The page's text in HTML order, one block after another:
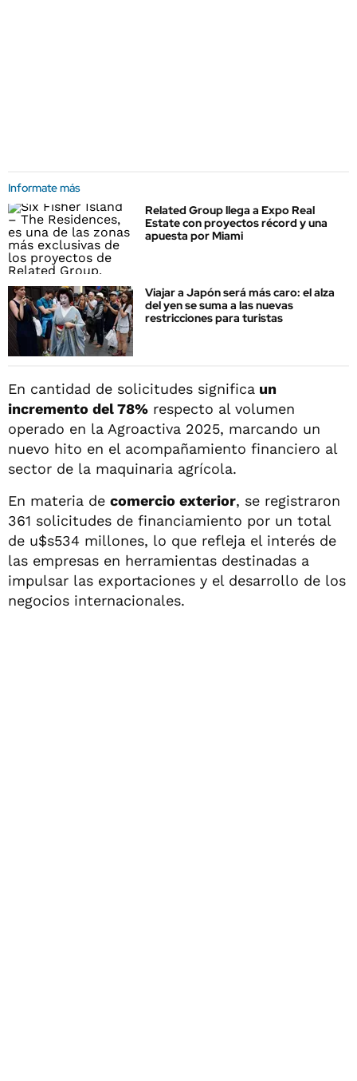
Informate más
Related Group llega a Expo Real
Estate con proyectos récord y una
apuesta por Miami
Viajar a Japón será más caro: el alza
del yen se suma a las nuevas
restricciones para turistas
En cantidad de solicitudes significa un
incremento del 78% respecto al volumen
operado en la Agroactiva 2025, marcando un
nuevo hito en el acompañamiento financiero al
sector de la maquinaria agrícola.
En materia de comercio exterior, se registraron
361 solicitudes de financiamiento por un total
de u$s534 millones, lo que refleja el interés de
las empresas en herramientas destinadas a
impulsar las exportaciones y el desarrollo de los
negocios internacionales.